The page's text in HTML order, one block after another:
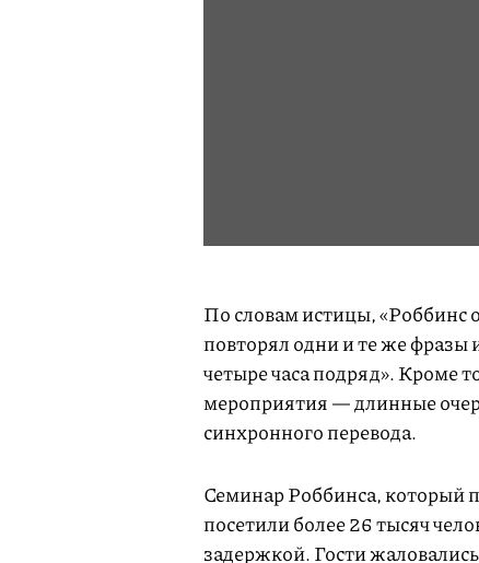
По словам истицы,
повторял одни и те же фразы
четыре часа подряд». Кроме
мероприятия — длинные
синхронного перевода.
Семинар Роббинса, который
посетили более 26 тысяч
задержкой. Гости